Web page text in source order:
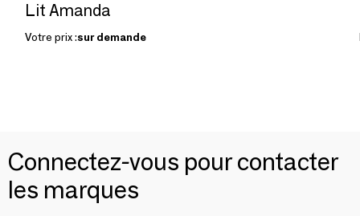
Lit Amanda
Votre prix :sur demande
Connectez-vous pour contacter
les marques